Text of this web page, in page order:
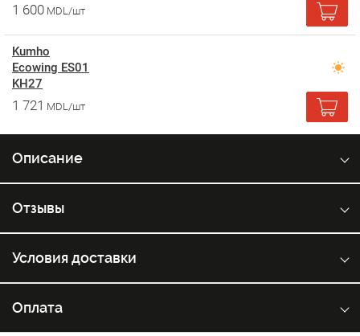
1 600 MDL/шт
Kumho
Ecowing ES01
KH27
1 721 MDL/шт
Описание
Отзывы
Условия доставки
Оплата